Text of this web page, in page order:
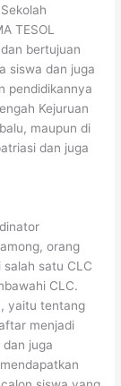
TESOL
bertujuan
siswa dan juga
pendidikannya
Kejuruan
maupun di
dan juga
orang
satu CLC
CLC.
yaitu tentang
menjadi
dan juga